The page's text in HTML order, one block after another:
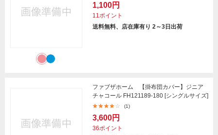
1,100円
11ポイント
送料無料、店在庫有り 2～3日出荷
ファブザホーム 【掛布団カバー】ジニア
チャコール FH121189-180 [シングルサイズ]
(1)
3,600円
36ポイント